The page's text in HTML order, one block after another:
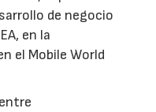
de negocio
en la
el Mobile World